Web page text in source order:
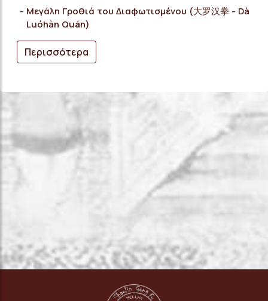
Μεγάλη Γροθιά του Διαφωτισμένου (大罗汉拳 - Dà
Luóhàn Quán)
Περισσότερα